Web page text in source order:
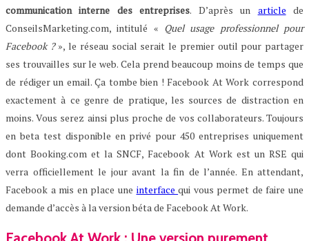
communication interne des entreprises. D’après un article de
ConseilsMarketing.com, intitulé « Quel usage professionnel pour
Facebook ?», le réseau social serait le premier outil pour partager
ses trouvailles sur le web. Cela prend beaucoup moins de temps que
de rédiger un email. Ça tombe bien ! Facebook At Work correspond
exactement à ce genre de pratique, les sources de distraction en
moins. Vous serez ainsi plus proche de vos collaborateurs. Toujours
en beta test disponible en privé pour 450 entreprises uniquement
dont Booking.com et la SNCF, Facebook At Work est un RSE qui
verra officiellement le jour avant la fin de l’année. En attendant,
Facebook a mis en place une interfacequi vous permet de faire une
demande d’accès à la version béta de Facebook At Work.